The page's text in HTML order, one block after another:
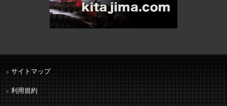
サイトマップ
利用規約